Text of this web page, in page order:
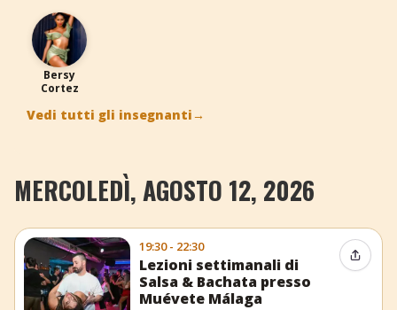
BC
Bersy
Cortez
Vedi tutti gli insegnanti→
MERCOLEDÌ, AGOSTO 12, 2026
19:30 - 22:30
Lezioni settimanali di
Salsa & Bachata presso
Muévete Málaga